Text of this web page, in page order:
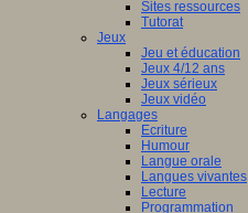
Sites ressources
Tutorat
Jeux
Jeu et éducation
Jeux 4/12 ans
Jeux sérieux
Jeux vidéo
Langages
Ecriture
Humour
Langue orale
Langues vivantes
Lecture
Programmation